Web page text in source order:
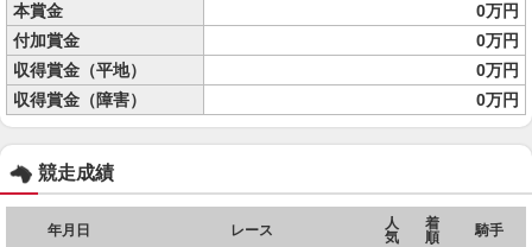
本賞金
0万円
付加賞金
0万円
収得賞金（平地）
0万円
収得賞金（障害）
0万円
競走成績
年月日 レース
人
気
着
順
騎手